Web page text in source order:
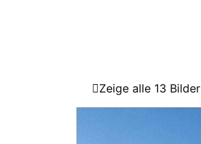
Zeige alle 13 Bilder